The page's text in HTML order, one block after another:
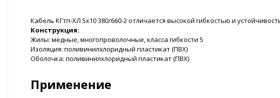
Кабель КГтп-ХЛ 5x10 380/660-2 отличается высокой гибкостью и
Конструкция:
Жилы: медные, многопроволочные, класса гибкости 5
Изоляция: поливинилхлоридный пластикат (ПВХ)
Оболочка: поливинилхлоридный пластикат (ПВХ)
Применение